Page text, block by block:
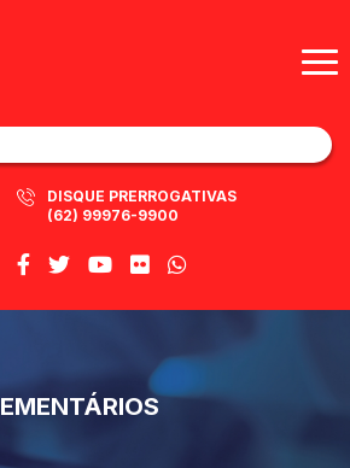
DISQUE PRERROGATIVAS
(62) 99976-9900
EMENTÁRIOS